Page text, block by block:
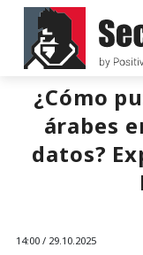
¿Cómo
árabes
datos?
14:00 / 29.10.2025